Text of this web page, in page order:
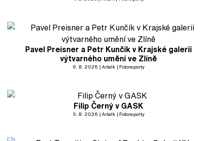
Pavel Preisner a Petr Kunčík v Krajské galerii
výtvarného umění ve Zlíně
6. 8. 2026 Artalk Fotoreporty
Filip Černý v GASK
5. 8. 2026 Artalk Fotoreporty